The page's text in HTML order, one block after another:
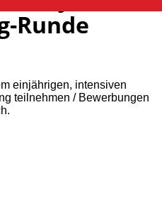
Runde
einjährigen, intensiven
teilnehmen / Bewerbungen